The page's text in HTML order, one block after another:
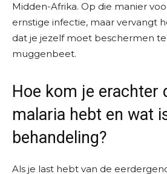
Midden-Afrika. Op die manier
ernstige infectie, maar vervangt
dat je jezelf moet beschermen
muggenbeet.
Hoe kom je erachter
malaria hebt en wat
behandeling?
Als je last hebt van de